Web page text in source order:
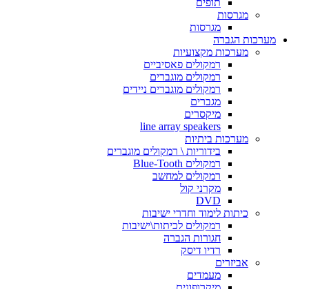
תופים
מגרסות
מגרסות
מערכות הגברה
מערכות מקצועיות
רמקולים פאסיביים
רמקולים מוגברים
רמקולים מוגברים ניידים
מגברים
מיקסרים
line array speakers
מערכות ביתיות
בידוריות \ רמקולים מוגברים
רמקולים Blue-Tooth
רמקולים למחשב
מקרני קול
DVD
כיתות לימוד וחדרי ישיבות
רמקולים לכיתות\ישיבות
חגורות הגברה
רדיו דיסק
אביזרים
מעמדים